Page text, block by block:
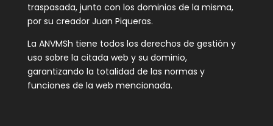
traspasada, junto con los dominios de la misma,
por su creador Juan Piqueras.
La ANVMSh tiene todos los derechos de gestión y
uso sobre la citada web y su dominio,
garantizando la totalidad de las normas y
funciones de la web mencionada.